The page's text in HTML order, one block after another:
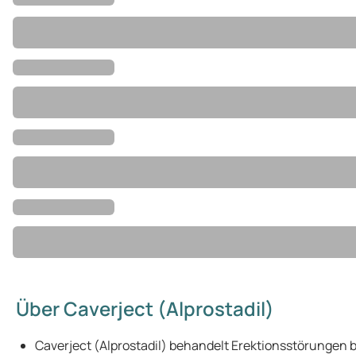
Über Caverject (Alprostadil)
Caverject (Alprostadil) behandelt Erektionsstörungen